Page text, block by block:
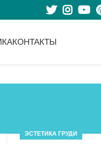
КОНТАКТЫ
ЭСТЕТИКА ГРУДИ